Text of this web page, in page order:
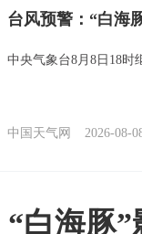
台风预警：“白海
中央气象台8月8日18时
中国天气网 2026-08-
白海豚”